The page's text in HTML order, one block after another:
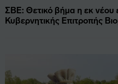
ΣΒΕ: Θετικό βήμα η εκ νέου
Κυβερνητικής Επιτροπής